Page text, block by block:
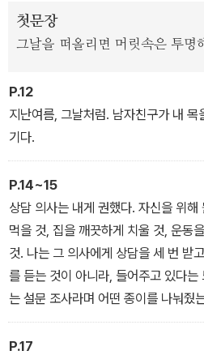
첫문장
그날을 떠올리면 머릿속은 투명
P.12
지난여름, 그날처럼. 남자친구가 내
기다.
P.14~15
상담 의사는 내게 권했다. 자신을 위
먹을 것, 집을 깨끗하게 치울 것, 운동
것. 나는 그 의사에게 상담을 세 번 받
를 듣는 것이 아니라, 들어주고 있다
는 설문 조사라며 어떤 종이를 나눠줬
고역이었다. 예를 들면 이런 것들이
낍니까, 당신은 스스로가 별 볼 일 없다
P.17